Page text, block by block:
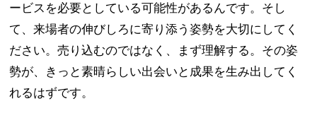
ービスを必要としている可能性があるんです。そし
て、来場者の伸びしろに寄り添う姿勢を大切にしてく
ださい。売り込むのではなく、まず理解する。その姿
勢が、きっと素晴らしい出会いと成果を生み出してく
れるはずです。